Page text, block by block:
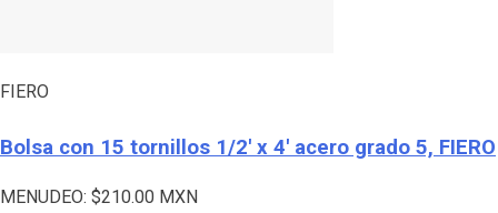
FIERO
Bolsa con 15 tornillos 1/2′ x 4′ acero grado 5, FIERO
MENUDEO: $210.00 MXN